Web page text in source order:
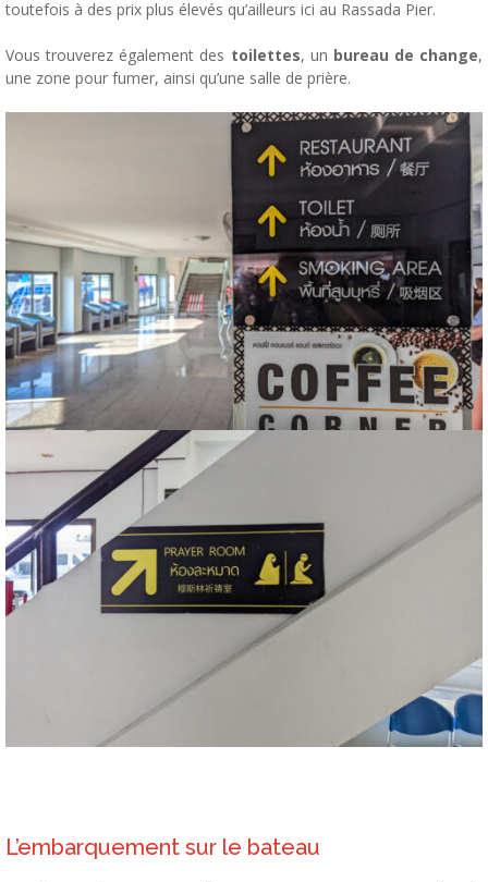
toutefois à des prix plus élevés qu’ailleurs ici au Rassada Pier.
Vous trouverez également des toilettes, un bureau de change,
une zone pour fumer, ainsi qu’une salle de prière.
L’embarquement sur le bateau